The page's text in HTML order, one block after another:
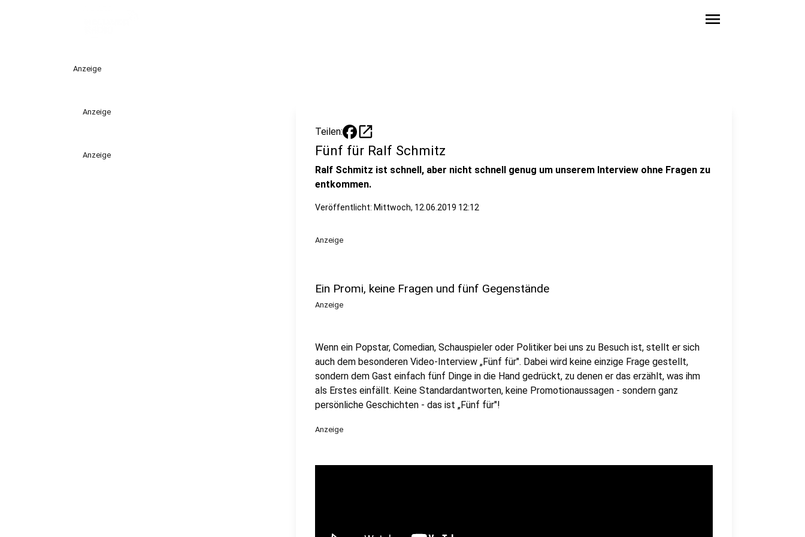
menu
Anzeige
Anzeige
Anzeige
Teilen: open_in_new
Fünf für Ralf Schmitz
Ralf Schmitz ist schnell, aber nicht schnell genug um unserem Interview ohne Fragen zu
entkommen.
Veröffentlicht: Mittwoch, 12.06.2019 12:12
Anzeige
Ein Promi, keine Fragen und fünf Gegenstände
Anzeige
Wenn ein Popstar, Comedian, Schauspieler oder Politiker bei uns zu Besuch ist, stellt er sich
auch dem besonderen Video-Interview „Fünf für". Dabei wird keine einzige Frage gestellt,
sondern dem Gast einfach fünf Dinge in die Hand gedrückt, zu denen er das erzählt, was ihm
als Erstes einfällt. Keine Standardantworten, keine Promotionaussagen - sondern ganz
persönliche Geschichten - das ist „Fünf für"!
Anzeige